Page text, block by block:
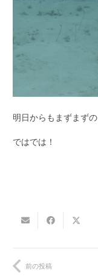
明日からもまずまず
ではでは！
前の投稿